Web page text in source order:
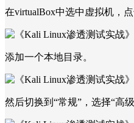
在virtualBox中选中虚拟机，
添加一个本地目录。
然后切换到“常规”，选择“高